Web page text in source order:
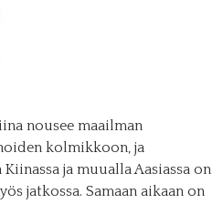
nousee maailman
kolmikkoon, ja
ja muualla Aasiassa on
jatkossa. Samaan aikaan on